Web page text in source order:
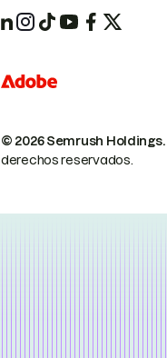
© 2026 Semrush Holdings.
derechos reservados.